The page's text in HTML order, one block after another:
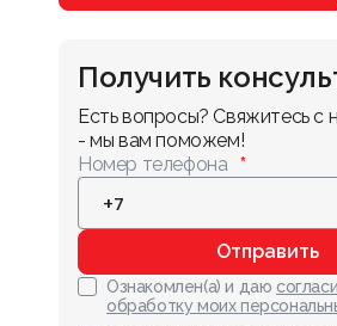
Получить
Есть вопросы? Свяжитесь с
- мы вам поможем!
Номер телефона
Отправить
Ознакомлен(а) и даю
обработку моих